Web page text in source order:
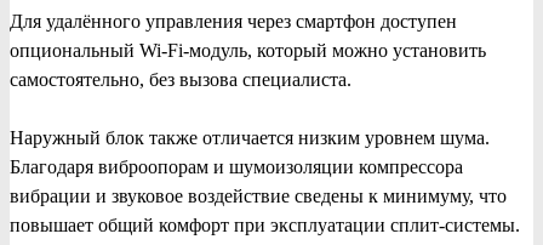
Для удалённого управления через смартфон доступен
опциональный Wi-Fi-модуль, который можно установить
самостоятельно, без вызова специалиста.
Наружный блок также отличается низким уровнем шума.
Благодаря виброопорам и шумоизоляции компрессора
вибрации и звуковое воздействие сведены к минимуму, что
повышает общий комфорт при эксплуатации сплит-системы.